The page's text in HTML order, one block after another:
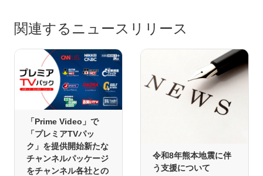
関連するニュースリリース
「Prime Video」で
「プレミアTVパッ
ク」を提供開始新たな
チャンネルパッケージ
をチャンネル各社との
令和8年熊本地震に伴
う支援について